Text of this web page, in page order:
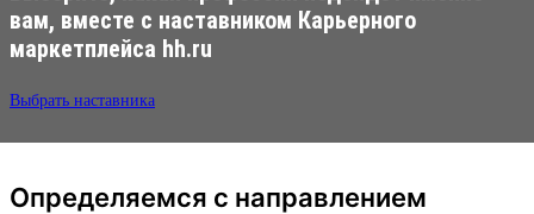
вам, вместе с наставником Карьерного
маркетплейса hh.ru
Выбрать наставника
Определяемся с направлением